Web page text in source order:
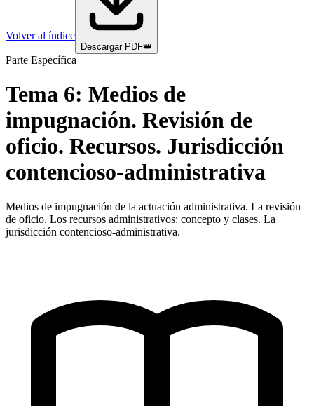
Volver al índice
Descargar PDF👑
Parte Específica
Tema 6: Medios de
impugnación. Revisión de
oficio. Recursos. Jurisdicción
contencioso-administrativa
Medios de impugnación de la actuación administrativa. La revisión
de oficio. Los recursos administrativos: concepto y clases. La
jurisdicción contencioso-administrativa.